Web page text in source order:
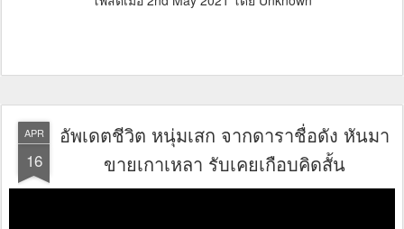
APR
16
อัพเดตชีวิต หนุ่มเสก จากดาราชื่อดัง หันมา
ขายเกาเหลา รับเคยเกือบคิดสั้น